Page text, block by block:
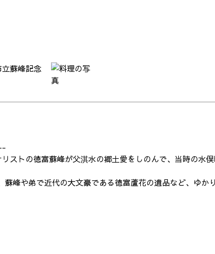
ストの徳富蘇峰が父淇水の郷土愛をしのんで、当時の水
峰や弟で近代の大文豪である徳富蘆花の遺品など、ゆか